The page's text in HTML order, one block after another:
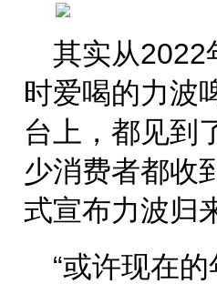
其实从2022
时爱喝的力波
台上，都见到
少消费者都收
式宣布力波归
“或许现在